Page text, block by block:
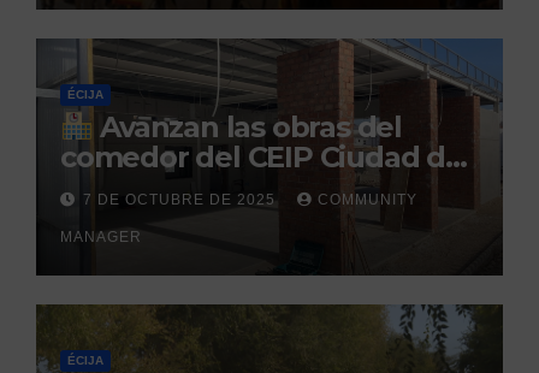
ÉCIJA
Avanzan las obras del
comedor del CEIP Ciudad del
Sol: su finalización está
prevista para finales de 2025
7 DE OCTUBRE DE 2025 COMMUNITY
MANAGER
ÉCIJA